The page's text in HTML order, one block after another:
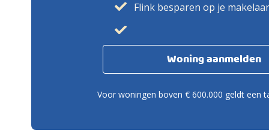
Flink besparen op je
Woning aanmelden
Voor woningen boven € 600.000 geldt een